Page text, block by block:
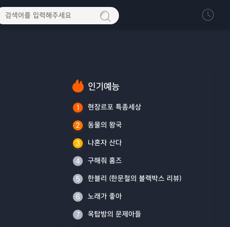
인기예능
1 현장르포 특종세상
2 동물의 왕국
3 나혼자 산다
4 구해줘 홈즈
5 한블리 (한문철의 블랙박스 리뷰)
6 노래가 좋아
7 옥탑방의 문제아들